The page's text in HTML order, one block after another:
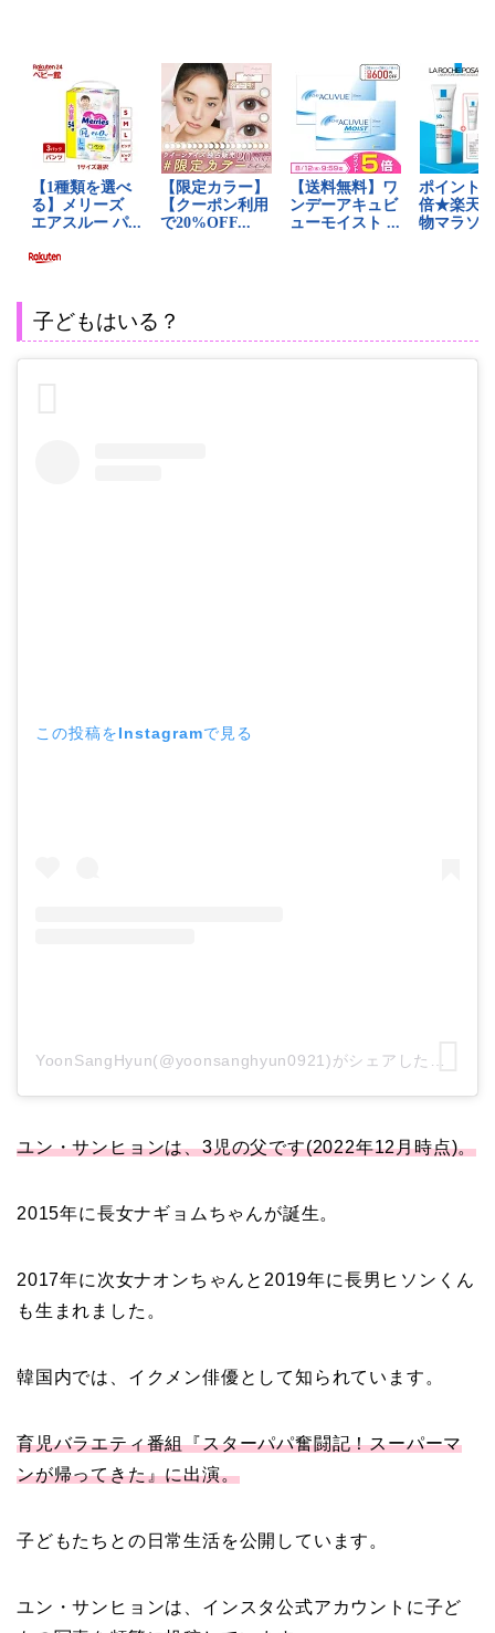
子どもはいる？
この投稿をInstagramで見る
ユン・サンヒョンは、3児の父です(2022年12月時点)。
2015年に長女ナギョムちゃんが誕生。
2017年に次女ナオンちゃんと2019年に長男ヒソンくん
も生まれました。
韓国内では、イクメン俳優として知られています。
育児バラエティ番組『スターパパ奮闘記！スーパーマ
ンが帰ってきた』に出演。
子どもたちとの日常生活を公開しています。
ユン・サンヒョンは、インスタ公式アカウントに子ど